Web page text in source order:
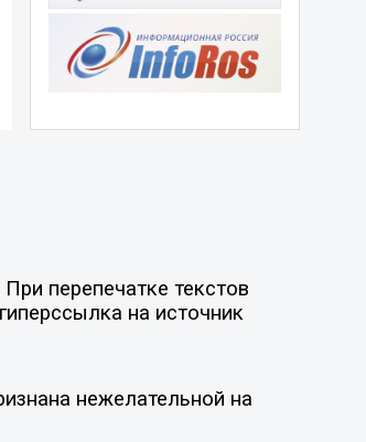
перепечатке текстов
на источник
нежелательной на